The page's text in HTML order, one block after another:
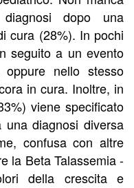
dopo una
cura (28%). In pochi
seguito a un evento
nello stesso
in cura. Inoltre, in
viene specificato
diagnosi diversa
confusa con altre
la Beta Talassemia -
della crescita e